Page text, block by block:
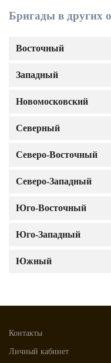
Бригады в других
Восточный
Западный
Новомосковский
Северный
Северо-Восточный
Северо-Западный
Юго-Восточный
Юго-Западный
Южный
Контакты
Личный кабинет